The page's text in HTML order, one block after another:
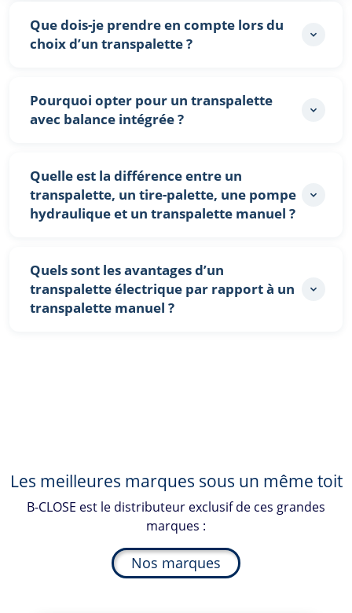
Que dois-je prendre en compte lors du
choix d’un transpalette ?
Pourquoi opter pour un transpalette
avec balance intégrée ?
Quelle est la différence entre un
transpalette, un tire-palette, une pompe
hydraulique et un transpalette manuel ?
Quels sont les avantages d’un
transpalette électrique par rapport à un
transpalette manuel ?
Les meilleures marques sous un même toit
B-CLOSE est le distributeur exclusif de ces grandes
marques :
Nos marques